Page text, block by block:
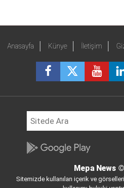
Anasayfa Künye İletişim
Mepa News
Sitemizde kullanılan içerik ve